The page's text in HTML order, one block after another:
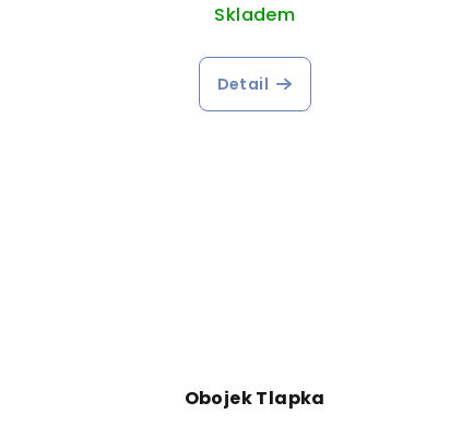
Skladem
Detail
Obojek Tlapka